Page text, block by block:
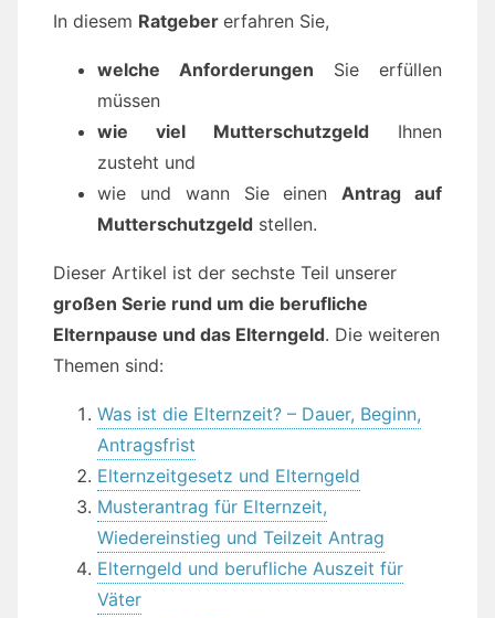
In diesem Ratgeber erfahren Sie,
welche Anforderungen Sie erfüllen
müssen
wie viel Mutterschutzgeld Ihnen
zusteht und
wie und wann Sie einenAntrag auf
Mutterschutzgeld stellen.
Dieser Artikel ist der sechste Teil unserer
großen Serie rund um die berufliche
Elternpause und das Elterngeld. Die weiteren
Themen sind:
Was ist die Elternzeit? – Dauer, Beginn,
Antragsfrist
Elternzeitgesetz und Elterngeld
Musterantrag für Elternzeit,
Wiedereinstieg und Teilzeit Antrag
Elterngeld und berufliche Auszeit für
Väter